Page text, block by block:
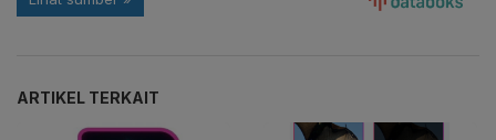
ARTIKEL TERKAIT